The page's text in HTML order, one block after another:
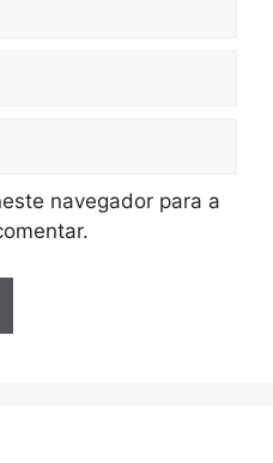
navegador para a